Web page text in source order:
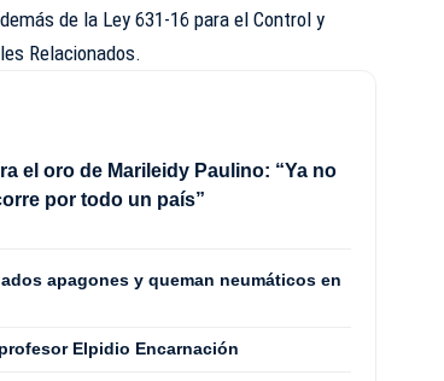
de la Ley 631-16 para el Control y
Relacionados.
el oro de Marileidy Paulino: “Ya no
por todo un país”
apagones y queman neumáticos en
Elpidio Encarnación